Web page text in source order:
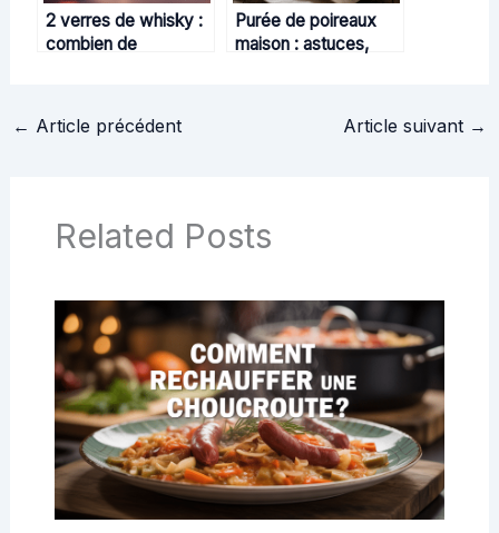
2 verres de whisky :
combien de
réellement ?
Purée de poireaux
maison : astuces,
← Article précédent Article suivant →
Related Posts